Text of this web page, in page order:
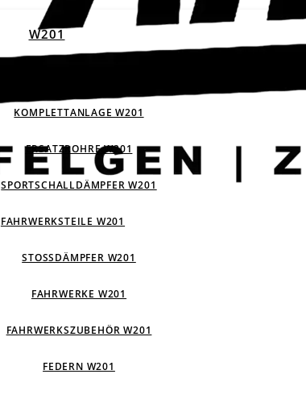
W201
KOMPLETTANLAGE W201
ERSATZROHRE W201
SPORTSCHALLDÄMPFER W201
FAHRWERKSTEILE W201
STOSSDÄMPFER W201
FAHRWERKE W201
FAHRWERKSZUBEHÖR W201
FEDERN W201